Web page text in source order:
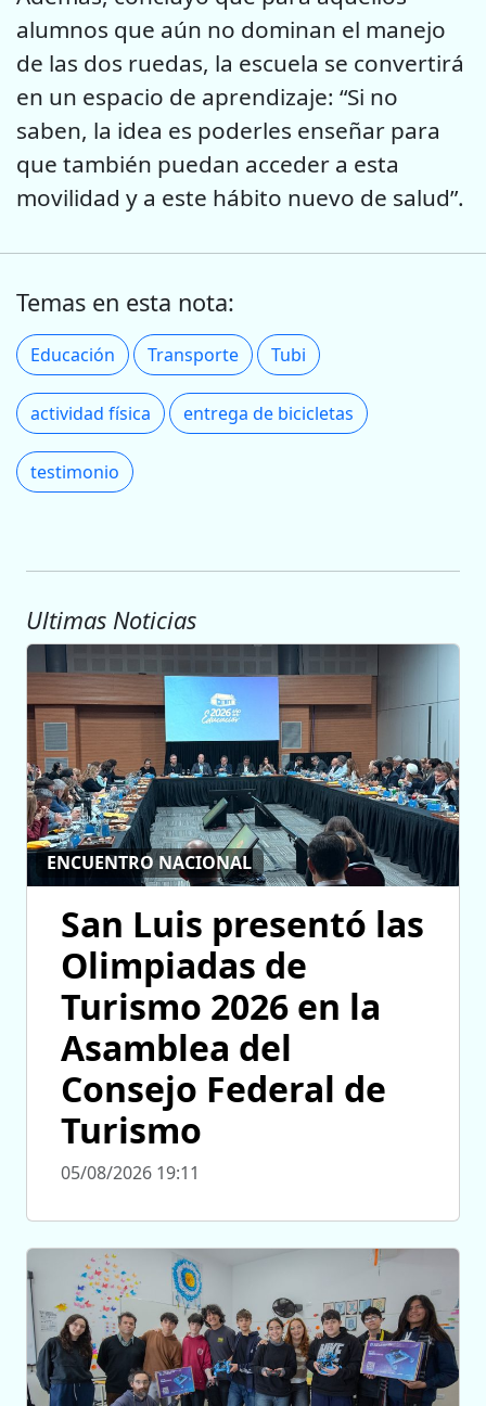
alumnos que aún no dominan el manejo
de las dos ruedas, la escuela se convertirá
en un espacio de aprendizaje: “Si no
saben, la idea es poderles enseñar para
que también puedan acceder a esta
movilidad y a este hábito nuevo de salud”.
Temas en esta nota:
Educación Transporte Tubi
actividad física entrega de bicicletas
testimonio
Ultimas Noticias
ENCUENTRO NACIONAL
San Luis presentó las
Olimpiadas de
Turismo 2026 en la
Asamblea del
Consejo Federal de
Turismo
05/08/2026 19:11